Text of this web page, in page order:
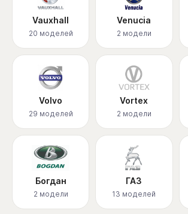
Vauxhall
20 моделей
Venucia
2 модели
Volvo
29 моделей
Vortex
2 модели
Богдан
2 модели
ГАЗ
13 моделей